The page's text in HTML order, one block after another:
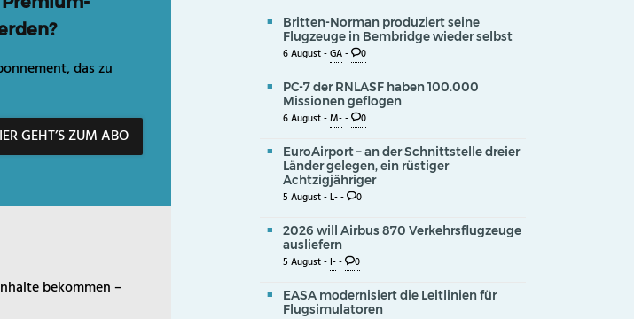
das zu
GEHT’S ZUM ABO
bekommen –
Britten-Norman produziert seine
Flugzeuge in Bembridge wieder selbst
6 August -GA- 0
PC-7 der RNLASF haben 100.000
Missionen geflogen
6 August -M-- 0
EuroAirport – an der Schnittstelle dreier
Länder gelegen, ein rüstiger
Achtzigjähriger
5 August -L-- 0
2026 will Airbus 870 Verkehrsflugzeuge
ausliefern
5 August -I-- 0
EASA modernisiert die Leitlinien für
Flugsimulatoren